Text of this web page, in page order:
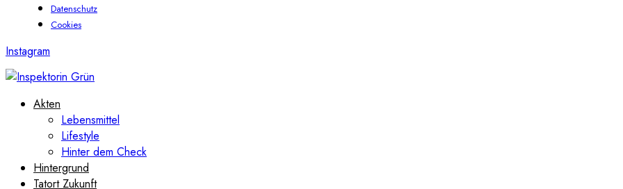
Datenschutz
Cookies
Instagram
Akten
Lebensmittel
Lifestyle
Hinter dem Check
Hintergrund
Tatort Zukunft